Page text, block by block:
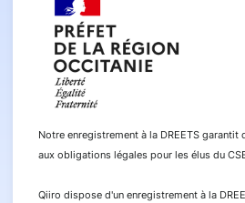
Notre enregistrement à la DREETS
aux obligations légales pour les élus du
Qiiro dispose d'un enregistrement à la